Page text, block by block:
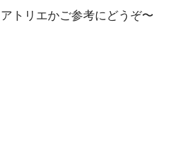
トリエかご参考にどうぞ〜